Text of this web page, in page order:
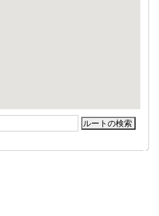
ルートの検索